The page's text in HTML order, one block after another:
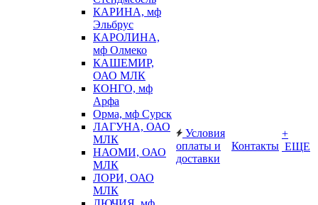
КАРИНА, мф
Эльбрус
КАРОЛИНА,
мф Олмеко
КАШЕМИР,
ОАО МЛК
КОНГО, мф
Арфа
Орма, мф Сурск
ЛАГУНА, ОАО
МЛК
НАОМИ, ОАО
МЛК
ЛОРИ, ОАО
МЛК
Условия
оплаты и
доставки
Контакты
+
ЕЩЕ